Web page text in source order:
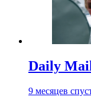
Daily
9 месяцев